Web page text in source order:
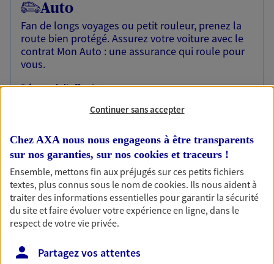
Auto
Fan de longs voyages ou petit rouleur, prenez la
route bien protégé. Assurez votre voiture avec le
contrat Mon Auto : une assurance qui roule pour
vous.
Découvrir l'offre Auto
OBTENIR UN TARIF EN LIGNE
Habitation
Votre logement est unique, comme vous. Le
contrat Ma Maison assure votre sérénité en
protégeant ce qui vous tient à coeur.
Découvrir l'offre Habitation
OBTENIR UN TARIF EN LIGNE
Continuer sans accepter
Chez AXA nous nous engageons à être transparents
sur nos garanties, sur nos cookies et traceurs !
Ensemble, mettons fin aux préjugés sur ces petits fichiers
textes, plus connus sous le nom decookies. Ils nous aident à
traiter des informations essentielles pour garantir la sécurité
du site et faire évoluer votre expérience en ligne, dans le
respect de votre vie privée.
Partagez vos attentes